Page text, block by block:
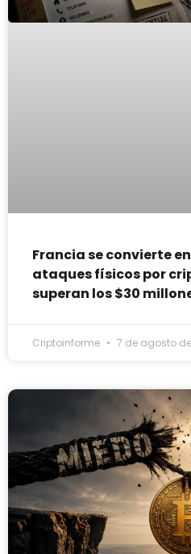
Francia se convierte
ataques físicos por
superan los $30
Criptoinforme 7 de agosto